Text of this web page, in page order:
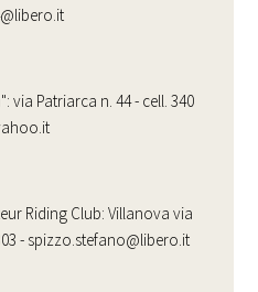
via Patriarca n. 44 - cell. 340
Riding Club: Villanova via
- spizzo.stefano@libero.it